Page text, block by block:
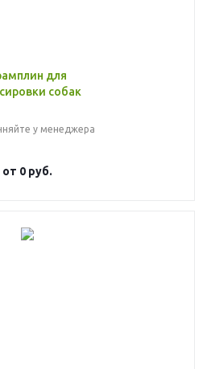
для
собак
у менеджера
от 0 руб.